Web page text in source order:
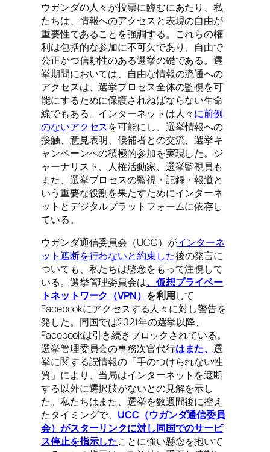
ウガンダの人々が投票に臨むにあたり、私
たちは、情報へのアクセスと表現の自由が
重要性であることを強調する。これらの権
利は包括的な参加に不可欠であり、自由で
公正かつ信頼性のある選挙の礎である。選
挙期間においては、自由な情報の流通への
アクセスは、選挙プロセス全体の監視を可
能にするために保護されねばならない生命
線でもある。インターネットは人々に前例
のないアクセスを可能にし、選挙情報への
接触、意見表明、候補者との交流、選挙キ
ャンペーンへの積極的参加を実現した。ジ
ャーナリスト、人権活動家、選挙監視員も
また、選挙プロセスの監視・記録・報道と
いう重要な役割を果たすためにインターネ
ットとデジタルプラットフォームに依存し
ている。
ウガンダ通信委員会（UCC）がインターネ
ット遮断を行わないと約束した後の発言に
ついても、私たちは懸念をもって注視して
いる。選挙管理委員会は、仮想プライベー
トネットワーク（VPN） を利用して
Facebookにアクセスする人々に対し警告を
発した。同国では2021年の選挙以降、
Facebookは引き続きブロックされている。
選挙管理委員会の事務次官代行はまた、選
挙に関する誤情報の「手のつけられない性
質」により、当局はインターネットを遮断
する以外に選択肢がないとの見解を示し
た。私たちはまた、選挙を数週間後に控え
たタイミングで、 UCC（ウガンダ通信委員
会）がスターリンクに対し同国でのサービ
ス停止を指示したことに強い懸念を抱いて